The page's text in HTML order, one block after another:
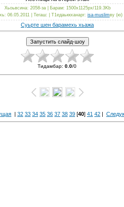
Хьоьвсина: 2058-за | Барам: 1500x1125px/119.3Kb
06.05.2011 | Тегаш: | Т1едаьккханарг: isa-muslimву (ю) |
Суьрте шен барамехь хьажа
Тидамбар: 0.0/0
32 33 34 35 36 37 38 39 [40] 41 42